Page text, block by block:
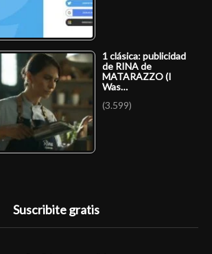
1 clásica: publicidad
de RINA de
MATARAZZO (I
Was…
(3.599)
Suscribite gratis